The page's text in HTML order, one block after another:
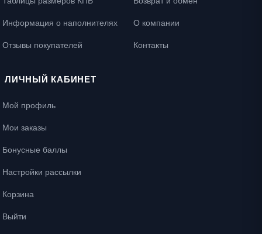
Информация о наполнителях
Отзывы покупателей
О компании
Контакты
ЛИЧНЫЙ КАБИНЕТ
Мой профиль
Мои заказы
Бонусные баллы
Настройки рассылки
Корзина
Выйти